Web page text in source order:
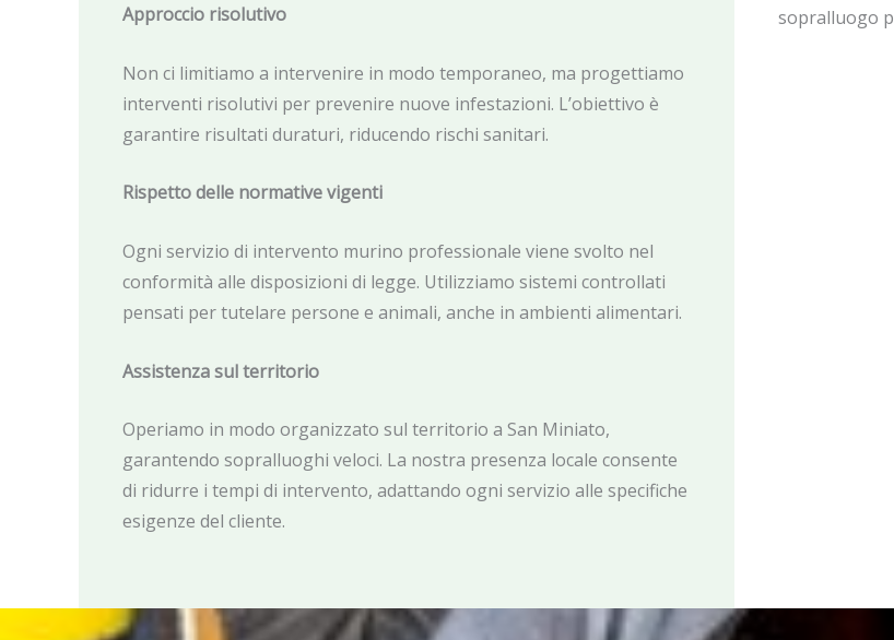
Approccio risolutivo
Non ci limitiamo a intervenire in modo temporaneo, ma progettiamo
interventi risolutivi per prevenire nuove infestazioni. L’obiettivo è
garantire risultati duraturi, riducendo rischi sanitari.
Rispetto delle normative vigenti
Ogni servizio di intervento murino professionale viene svolto nel
conformità alle disposizioni di legge. Utilizziamo sistemi controllati
pensati per tutelare persone e animali, anche in ambienti alimentari.
Assistenza sul territorio
Operiamo in modo organizzato sul territorio a San Miniato,
garantendo sopralluoghi veloci. La nostra presenza locale consente
di ridurre i tempi di intervento, adattando ogni servizio alle specifiche
esigenze del cliente.
sopralluogo